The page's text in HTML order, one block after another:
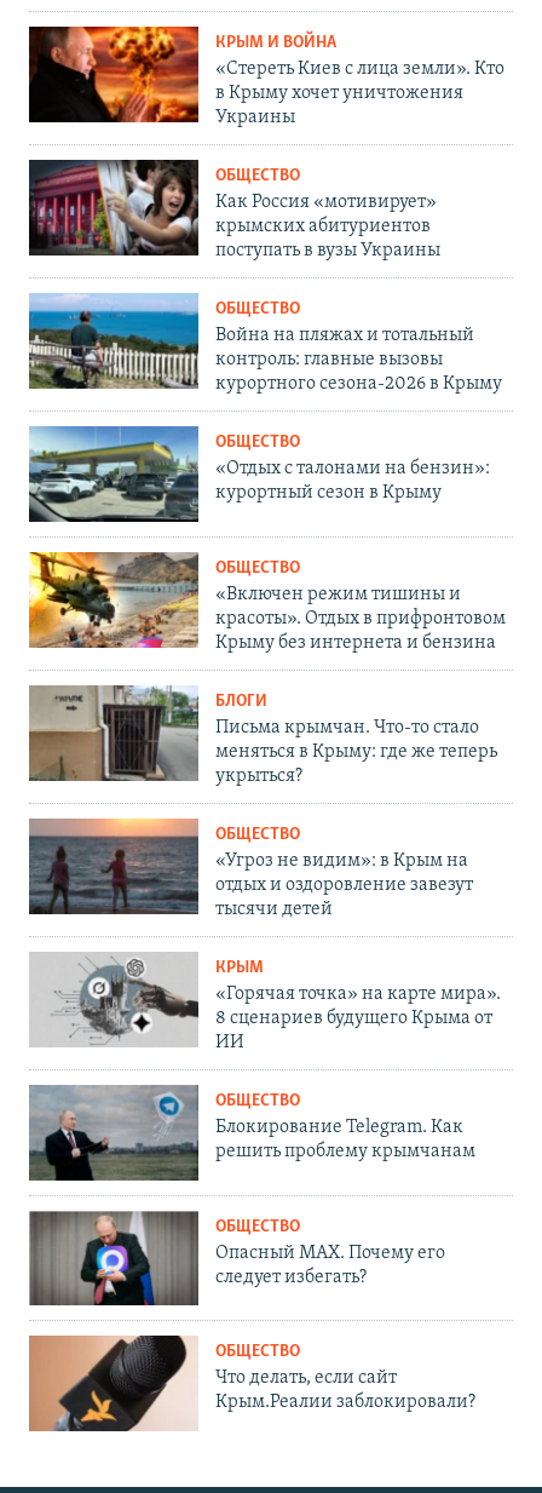
КРЫМ И ВОЙНА
«Стереть Киев с лица земли». Кто
в Крыму хочет уничтожения
Украины
ОБЩЕСТВО
Как Россия «мотивирует»
крымских абитуриентов
поступать в вузы Украины
ОБЩЕСТВО
Война на пляжах и тотальный
контроль: главные вызовы
курортного сезона-2026 в Крыму
ОБЩЕСТВО
«Отдых с талонами на бензин»:
курортный сезон в Крыму
ОБЩЕСТВО
«Включен режим тишины и
красоты». Отдых в прифронтовом
Крыму без интернета и бензина
БЛОГИ
Письма крымчан. Что-то стало
меняться в Крыму: где же теперь
укрыться?
ОБЩЕСТВО
«Угроз не видим»: в Крым на
отдых и оздоровление завезут
тысячи детей
КРЫМ
«Горячая точка» на карте мира».
8 сценариев будущего Крыма от
ИИ
ОБЩЕСТВО
Блокирование Telegram. Как
решить проблему крымчанам
ОБЩЕСТВО
Опасный MAX. Почему его
следует избегать?
ОБЩЕСТВО
Что делать, если сайт
Крым.Реалии заблокировали?